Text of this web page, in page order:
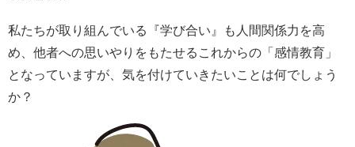
私たちが取り組んでいる『学び合い』も人間関係力を高
め、他者への思いやりをもたせるこれからの「感情教育」
となっていますが、気を付けていきたいことは何でしょう
か？